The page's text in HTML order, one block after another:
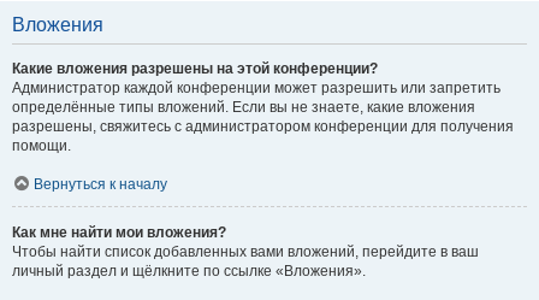
Вложения
Какие вложения разрешены на этой конференции?
Администратор каждой конференции может разрешить или запретить
определённые типы вложений. Если вы не знаете, какие вложения
разрешены, свяжитесь с администратором конференции для получения
помощи.
Вернуться к началу
Как мне найти мои вложения?
Чтобы найти список добавленных вами вложений, перейдите в ваш
личный раздел и щёлкните по ссылке «Вложения».